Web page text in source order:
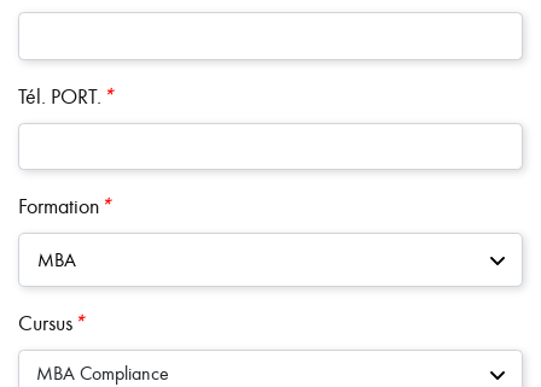
Tél. PORT. *
Formation *
MBA
Cursus *
MBA Compliance